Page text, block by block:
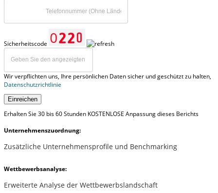
Sicherheitscode
Wir verpflichten uns, Ihre persönlichen Daten sicher und geschützt zu halten,
Datenschutzrichtlinie
Einreichen
Erhalten Sie 30 bis 60 Stunden KOSTENLOSE Anpassung dieses Berichts
Unternehmenszuordnung:
Zusätzliche Unternehmensprofile und Benchmarking
Wettbewerbsanalyse:
Erweiterte Analyse der Wettbewerbslandschaft